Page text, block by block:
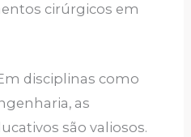
cirúrgicos em
disciplinas como
as
são valiosos.